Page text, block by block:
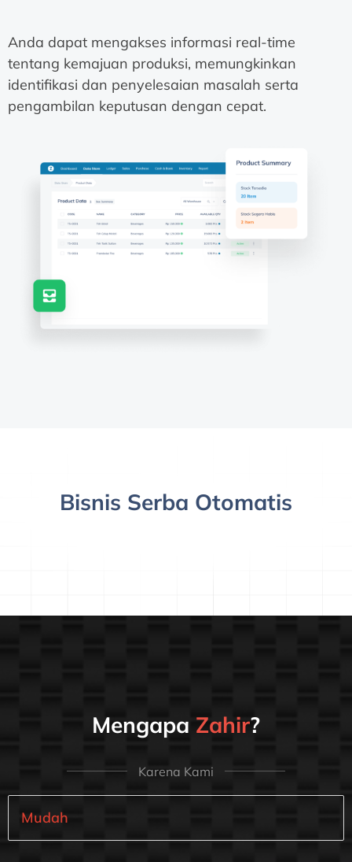
Anda dapat mengakses informasi real-time
tentang kemajuan produksi, memungkinkan
identifikasi dan penyelesaian masalah serta
pengambilan keputusan dengan cepat.
Bisnis Serba Otomatis
Mengapa Zahir?
Karena Kami
Mudah